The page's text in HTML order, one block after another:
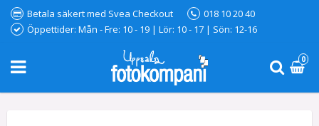
Betala säkert med Svea Checkout
018 10 20 40
Öppettider: Mån - Fre: 10 - 19 | Lör: 10 - 17 | Sön: 12-16
0